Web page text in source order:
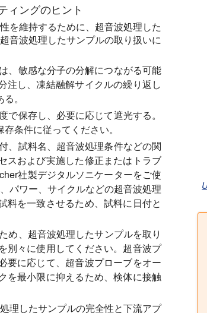
ィングのヒント
を維持するために、超音波処理した
音波処理したサンプルの取り扱いに
、敏感な分子の分解につながる可能
注し、凍結融解サイクルの繰り返し
。
保存し、必要に応じて遮光する。
条件に従ってください。
、試料名、超音波処理条件などの関
スおよび実施した修正またはトラブ
社製デジタルソニケーターをご使
パワー、サイクルなどの超音波処理
料を一致させるため、試料に日付と
め、超音波処理したサンプルを取り
別々に使用してください。超音波プ
要に応じて、超音波プローブをオー
を最小限に抑えるため、検体に接触
理したサンプルの完全性と下流アプ